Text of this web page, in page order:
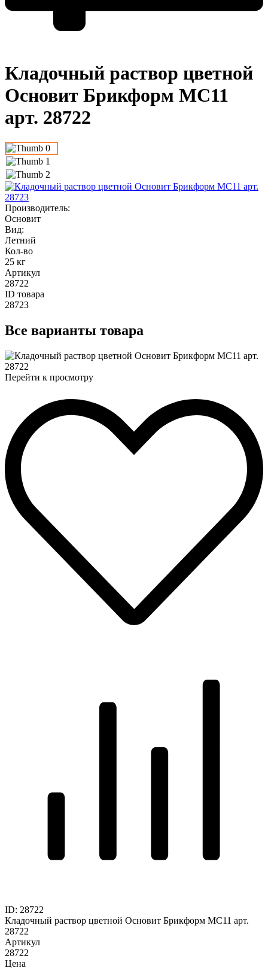
Кладочный раствор цветной
Основит Брикформ MC11
арт. 28722
Производитель:
Основит
Вид:
Летний
Кол-во
25 кг
Артикул
28722
ID товара
28723
Все варианты товара
Перейти к просмотру
ID: 28722
Кладочный раствор цветной Основит Брикформ MC11 арт.
28722
Артикул
28722
Цена